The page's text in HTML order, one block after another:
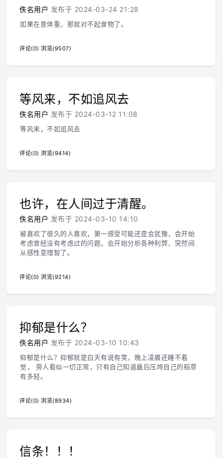
佚名用户 发布于 2024-03-24 21:28
如果在意体重，那就对不起食物了。
评论(0) 浏览(9507)
等风来，不如追风去
佚名用户 发布于 2024-03-12 11:08
等风来，不如追风去
评论(0) 浏览(9414)
也许，在人间过于清醒。
佚名用户 发布于 2024-03-10 14:10
被喜欢了很久的人喜欢，第一感受可能还是会犹豫，会开始
考虑曾经没有考虑过的问题，会开始分析各种利弊，突然间
从感性变理智了。
评论(0) 浏览(9214)
抑郁是什么？
佚名用户 发布于 2024-03-10 10:43
抑郁是什么？抑郁就是白天有说有笑，晚上凌晨还睡不着
觉， 旁人看似一切正常，只有自己知道最后压垮自己的稻草
有多轻。
评论(0) 浏览(8934)
信条！！！